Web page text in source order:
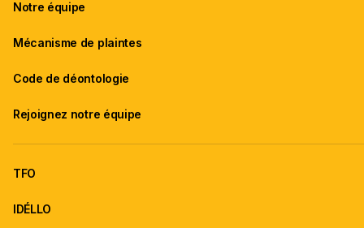
Notre équipe
Mécanisme de plaintes
Code de déontologie
Rejoignez notre équipe
TFO
IDÉLLO